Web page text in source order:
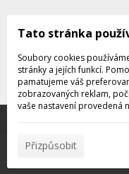
Děkujeme za
© 2026 WEXBO
pomáhají poskytovat
vyjadřujete souhlas s
Tato stránka
Soubory cookies
stránky a jejích funkcí.
pamatujeme váš
zobrazovaných reklam,
vaše nastavení provedená
Přizpůsobit